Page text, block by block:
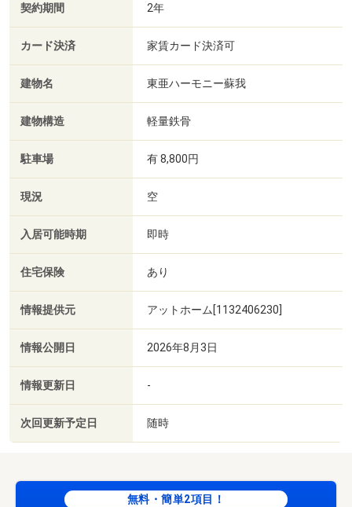
契約期間 2年
カード決済 家賃カード決済可
建物名 東亜ハーモニー蘇我
建物構造 軽量鉄骨
駐車場 有 8,800円
現況 空
入居可能時期 即時
住宅保険 あり
情報提供元 アットホーム[1132406230]
情報公開日 2026年8月3日
情報更新日 -
次回更新予定日 随時
無料・簡単2項目！